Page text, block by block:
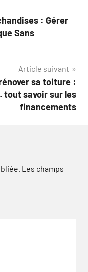
: Gérer
Sans
Article suivant
sa toiture :
tout savoir sur les
financements
Les champs